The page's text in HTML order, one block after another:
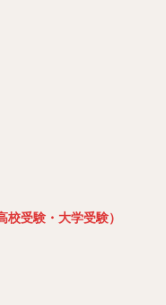
受験・大学受験）